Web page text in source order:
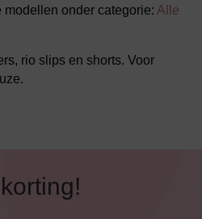
onder categorie: Alle
rio slips en shorts. Voor